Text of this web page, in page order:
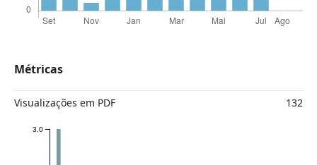
Métricas
Visualizações em PDF 132
3.0